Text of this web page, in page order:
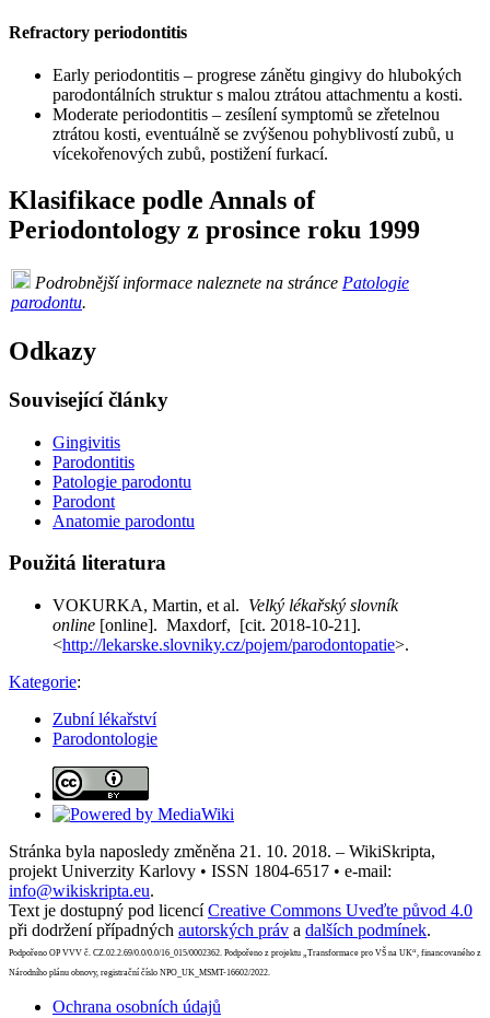
Refractory periodontitis
Early periodontitis – progrese zánětu gingivy do hlubokých
parodontálních struktur s malou ztrátou attachmentu a kosti.
Moderate periodontitis – zesílení symptomů se zřetelnou
ztrátou kosti, eventuálně se zvýšenou pohyblivostí zubů, u
vícekořenových zubů, postižení furkací.
Klasifikace podle Annals of
Periodontology z prosince roku 1999
Podrobnější informace naleznete na stránce Patologie
parodontu.
Odkazy
Související články
Gingivitis
Parodontitis
Patologie parodontu
Parodont
Anatomie parodontu
Použitá literatura
VOKURKA, Martin, et al. Velký lékařský slovník
online [online]. Maxdorf, [cit. 2018-10-21].
<http://lekarske.slovniky.cz/pojem/parodontopatie>.
Kategorie:
Zubní lékařství
Parodontologie
Stránka byla naposledy změněna 21. 10. 2018. – WikiSkripta,
projekt Univerzity Karlovy • ISSN 1804-6517 • e-mail:
info@wikiskripta.eu.
Text je dostupný pod licencíCreative Commons Uveďte původ 4.0
při dodržení případných autorských práv a dalších podmínek.
Podpořeno OP VVV č. CZ.02.2.69/0.0/0.0/16_015/0002362. Podpořeno z projektu „Transformace pro VŠ na UK“, financovaného z
Národního plánu obnovy, registrační číslo NPO_UK_MSMT-16602/2022.
Ochrana osobních údajů